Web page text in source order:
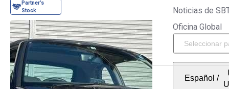
Noticias de
Oficina Global
Español /